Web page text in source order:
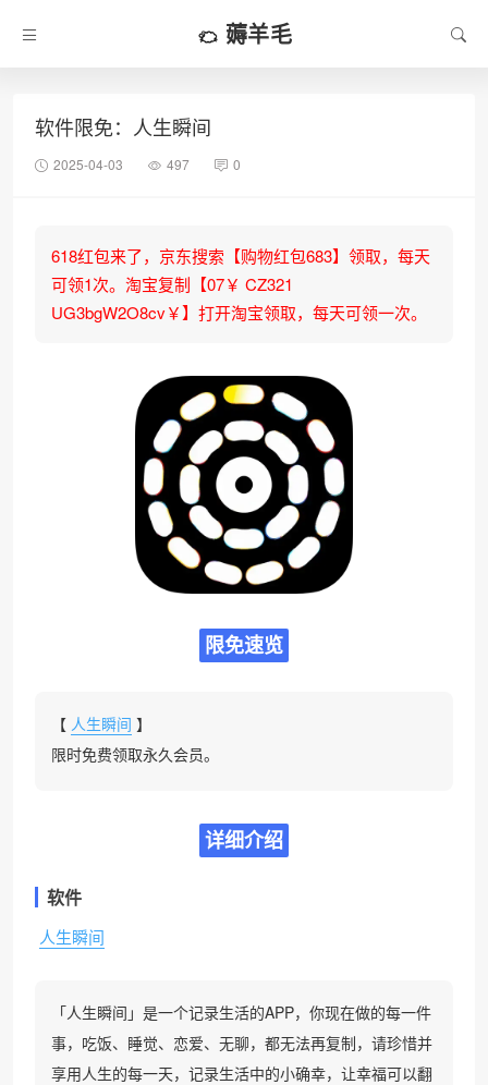
薅羊毛
软件限免：人生瞬间
2025-04-03 497 0
618红包来了，京东搜索【购物红包683】领取，每天
可领1次。淘宝复制【07￥ CZ321
UG3bgW2O8cv￥】打开淘宝领取，每天可领一次。
限免速览
【 人生瞬间 】
限时免费领取永久会员。
详细介绍
软件
人生瞬间
「人生瞬间」是一个记录生活的APP，你现在做的每一件
事，吃饭、睡觉、恋爱、无聊，都无法再复制，请珍惜并
享用人生的每一天，记录生活中的小确幸，让幸福可以翻